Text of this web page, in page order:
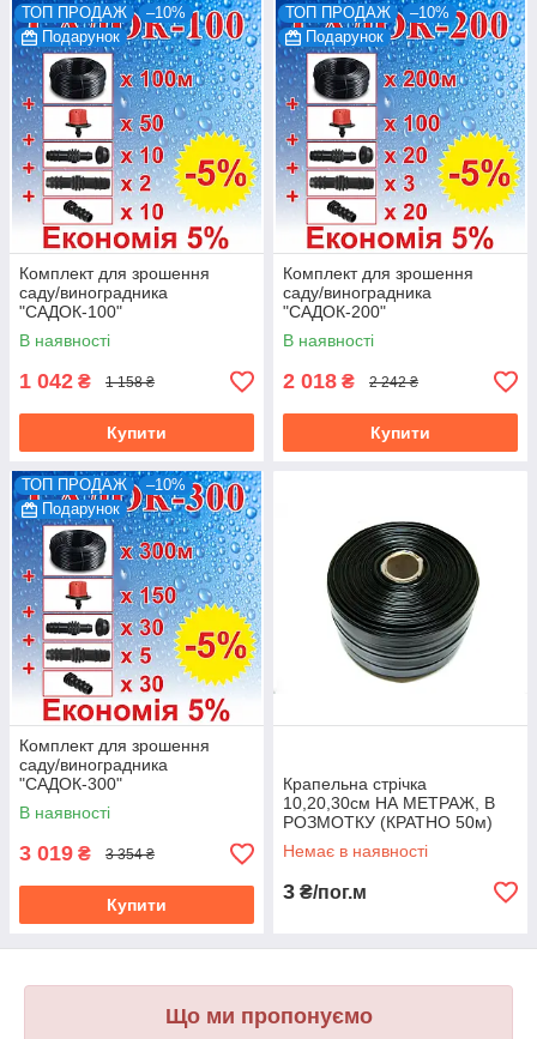
ТОП ПРОДАЖ
–10%
Подарунок
Комплект для зрошення
саду/виноградника
"САДОК-100"
В наявності
1 042 ₴ 1 158 ₴
Купити
ТОП ПРОДАЖ
–10%
Подарунок
Комплект для зрошення
саду/виноградника
"САДОК-200"
В наявності
2 018 ₴ 2 242 ₴
Купити
ТОП ПРОДАЖ
–10%
Подарунок
Комплект для зрошення
саду/виноградника
"САДОК-300"
В наявності
3 019 ₴ 3 354 ₴
Купити
Крапельна стрічка
10,20,30см НА МЕТРАЖ, В
РОЗМОТКУ (КРАТНО 50м)
Щільова, Емітерна
Немає в наявності
3 ₴/пог.м
Що ми пропонуємо